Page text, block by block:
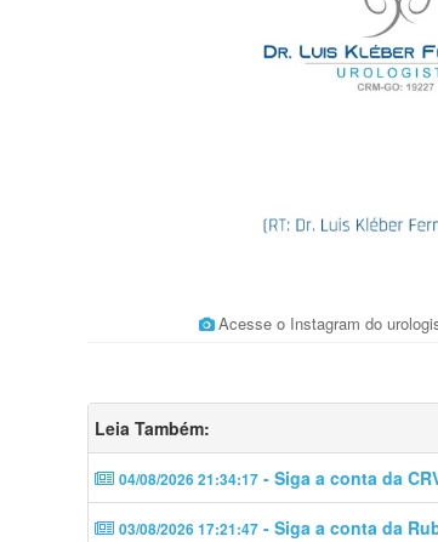
Acesse o Instagram do
Leia Também:
04/08/2026 21:34:17 - Siga a conta da
03/08/2026 17:21:47 - Siga a conta da